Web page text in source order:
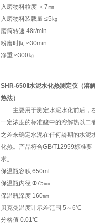
入磨物料粒度 ＜7㎜
入磨物料装载量 ≤5㎏
磨筒转速 48r/min
粉磨时间 ≈30min
净重 ≈300㎏
SHR-650Ⅱ水泥水化热测定仪（溶
热法）
主要用于测定水泥水化前后，
一定浓度的标准酸中的溶解热以二
之差来确定水泥在任何龄期的水泥
化热。产品符合GB/T12959标准要
求。
保温瓶容积 650ml
保温瓶内径 Ф75㎜
保温瓶深度 160㎜
贝克曼温度计示差范围 5～6℃
分格值 0.01℃